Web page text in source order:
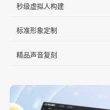
秒级虚拟人构建
标准形象定制
精品声音复刻